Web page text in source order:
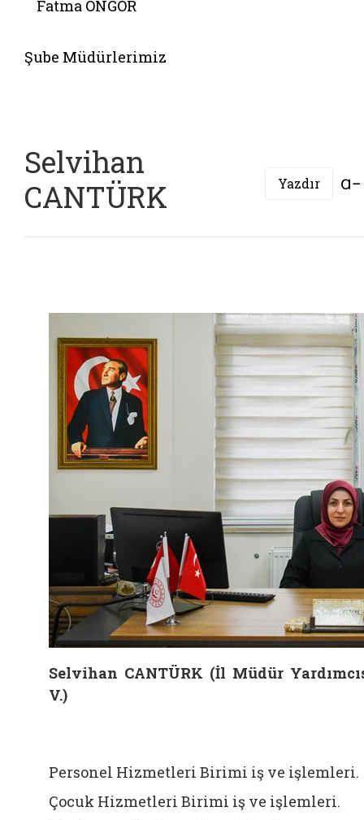
Fatma ÖNGÖR
Şube Müdürlerimiz
Selvihan
CANTÜRK
Yazdır
Selvihan CANTÜRK (İl Müdür
V.)
Personel Hizmetleri Birimi iş ve işlemleri.
Çocuk Hizmetleri Birimi iş ve işlemleri.